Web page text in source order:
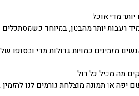
רעבות יותר מהבטן, במיוחד
מזמינים כמויות גדולות מדי ובסופו
יפה או תמונה מוצלחת גורמים לנו